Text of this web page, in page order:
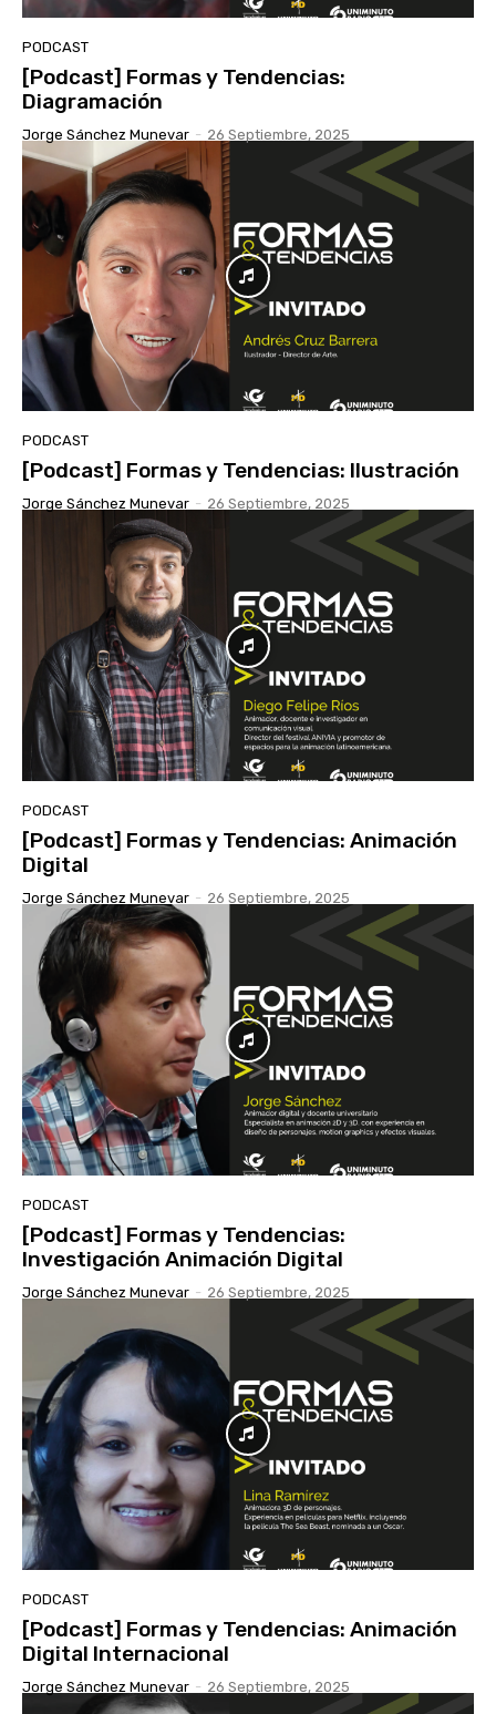
PODCAST
[Podcast] Formas y Tendencias:
Diagramación
Jorge Sánchez Munevar - 26 Septiembre, 2025
PODCAST
[Podcast] Formas y Tendencias: Ilustración
Jorge Sánchez Munevar - 26 Septiembre, 2025
PODCAST
[Podcast] Formas y Tendencias: Animación
Digital
Jorge Sánchez Munevar - 26 Septiembre, 2025
PODCAST
[Podcast] Formas y Tendencias:
Investigación Animación Digital
Jorge Sánchez Munevar - 26 Septiembre, 2025
PODCAST
[Podcast] Formas y Tendencias: Animación
Digital Internacional
Jorge Sánchez Munevar - 26 Septiembre, 2025